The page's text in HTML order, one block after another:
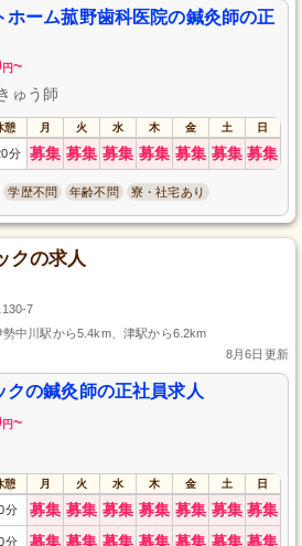
ホーム菰野歯科医院の鍼灸師の正
円~
ゅう師
憩 月 火 水 木 金 土 日
分 募集 募集 募集 募集 募集 募集 募集
学歴不問 年齢不問 寮・社宅あり
クの求人
7
中川駅から5.4km、津駅から6.2km
8月6日更新
の鍼灸師の正社員求人
円~
憩 月 火 水 木 金 土 日
分 募集 募集 募集 募集 募集 募集 募集
分 募集 募集 募集 募集 募集 募集 募集